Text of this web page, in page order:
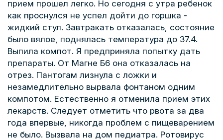
прием прошел легко. Но сегодня с утра ребенок
как проснулся не успел дойти до горшка -
жидкий стул. Завтракать отказалась, состояние
было вялое, поднялась температура до 37.4.
Выпила компот. Я предприняла попытку дать
препараты. От Магне Б6 она отказалась на
отрез. Пантогам лизнула с ложки и
незамедлительно вырвала фонтаном одним
компотом. Естественно я отменила прием этих
лекарств. Следует отметить что рвота за два
года впервые, никогда проблем с пищеварением
не было. Вызвала на дом педиатра. Ротовирус